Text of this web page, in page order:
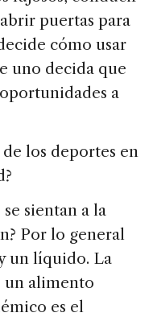
puertas para
cómo usar
uno decida que
a
de los deportes en
sientan a la
Por lo general
un líquido. La
un alimento
es el